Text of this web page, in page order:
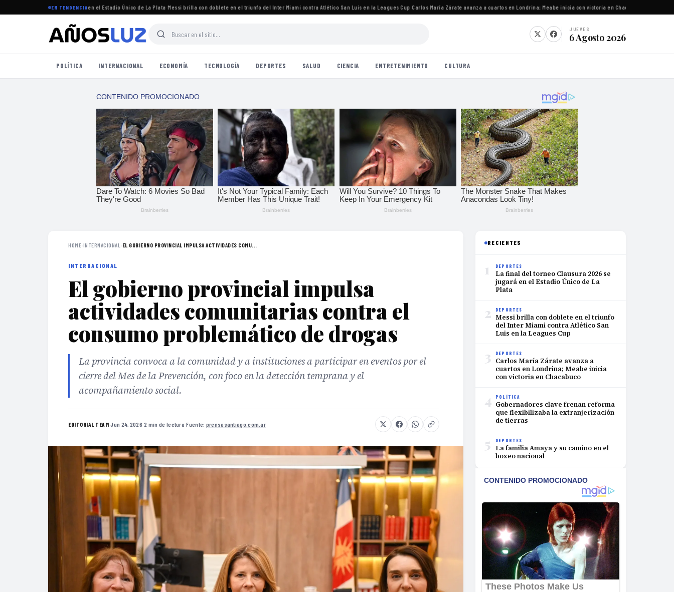
EN TENDENCIA
Clausura 2026 se jugará en el Estadio Único de La Plata·Messi brilla con doblete en el triunfo del Inter Miami contra Atlético San Luis en la Leagues Cup ·Carlos María Zárate avanza a cuartos en Londrina; Meabe inicia con victoria en Chacabuco
JUEVES
6 Agosto 2026
POLÍTICA INTERNACIONAL ECONOMÍA TECNOLOGÍA DEPORTES SALUD CIENCIA ENTRETENIMIENTO CULTURA
HOME›INTERNACIONAL › EL GOBIERNO PROVINCIAL IMPULSA ACTIVIDADES COMU...
INTERNACIONAL
El gobierno provincial impulsa
actividades comunitarias contra el
consumo problemático de drogas
La provincia convoca a la comunidad y a instituciones a participar en eventos por el
cierre del Mes de la Prevención, con foco en la detección temprana y el
acompañamiento social.
EDITORIAL TEAM·Jun 24, 2026·2 min de lectura·Fuente: prensasantiago.com.ar
RECIENTES
1 DEPORTES
La final del torneo Clausura 2026 se
jugará en el Estadio Único de La
Plata
2 DEPORTES
Messi brilla con doblete en el triunfo
del Inter Miami contra Atlético San
Luis en la Leagues Cup
3 DEPORTES
Carlos María Zárate avanza a
cuartos en Londrina; Meabe inicia
con victoria en Chacabuco
4 POLÍTICA
Gobernadores clave frenan reforma
que flexibilizaba la extranjerización
de tierras
5 DEPORTES
La familia Amaya y su camino en el
boxeo nacional